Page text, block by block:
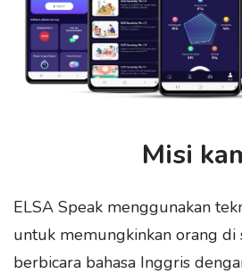
Misi
ELSA Speak menggunakan
untuk memungkinkan orang
berbicara bahasa Inggris